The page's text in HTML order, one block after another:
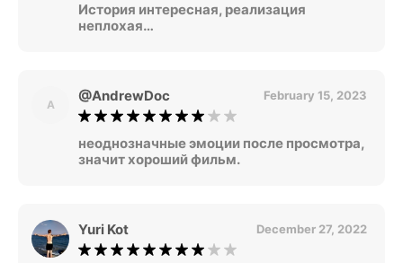
История интересная, реализация
неплохая…
A
@AndrewDoc February 15, 2023
неоднозначные эмоции после просмотра,
значит хороший фильм.
Yuri Kot December 27, 2022